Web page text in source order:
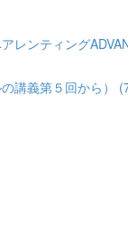
ンティング
講義第５回から）